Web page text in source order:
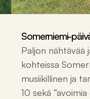
Somerniemi-
Paljon nähtävää
kohteissa
musiikillinen ja
10 sekä